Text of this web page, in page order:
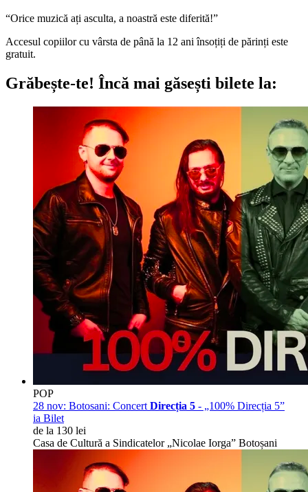
“Orice muzică ați asculta, a noastră este diferită!”
Accesul copiilor cu vârsta de până la 12 ani însoțiți de părinți este
gratuit.
Grăbește-te! Încă mai găsești bilete la:
POP
28 nov: Botosani: Concert Direcția 5 - „100% Direcția 5”
ia Bilet
de la 130 lei
Casa de Cultură a Sindicatelor „Nicolae Iorga” Botoșani